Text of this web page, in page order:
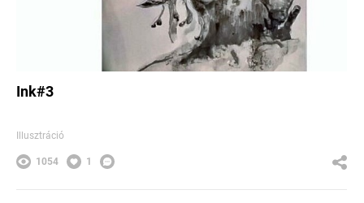
Ink#3
Illusztráció
1054 1